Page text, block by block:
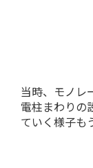
当時、モノレ
電柱まわりの
ていく様子も